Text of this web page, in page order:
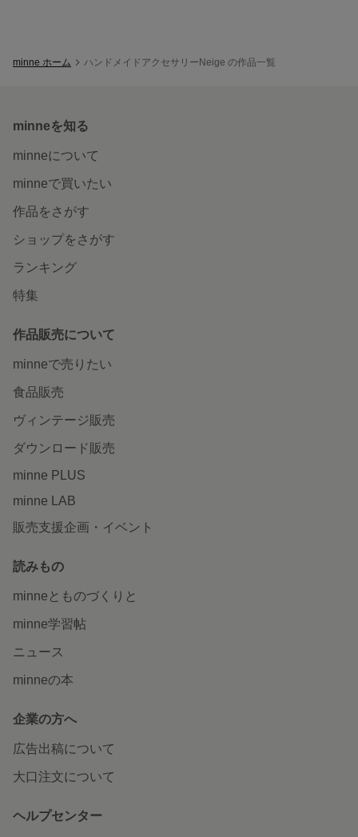
minne ホーム ハンドメイドアクセサリーNeige の作品一覧
minneを知る
minneについて
minneで買いたい
作品をさがす
ショップをさがす
ランキング
特集
作品販売について
minneで売りたい
食品販売
ヴィンテージ販売
ダウンロード販売
minne PLUS
minne LAB
販売支援企画・イベント
読みもの
minneとものづくりと
minne学習帖
ニュース
minneの本
企業の方へ
広告出稿について
大口注文について
ヘルプセンター